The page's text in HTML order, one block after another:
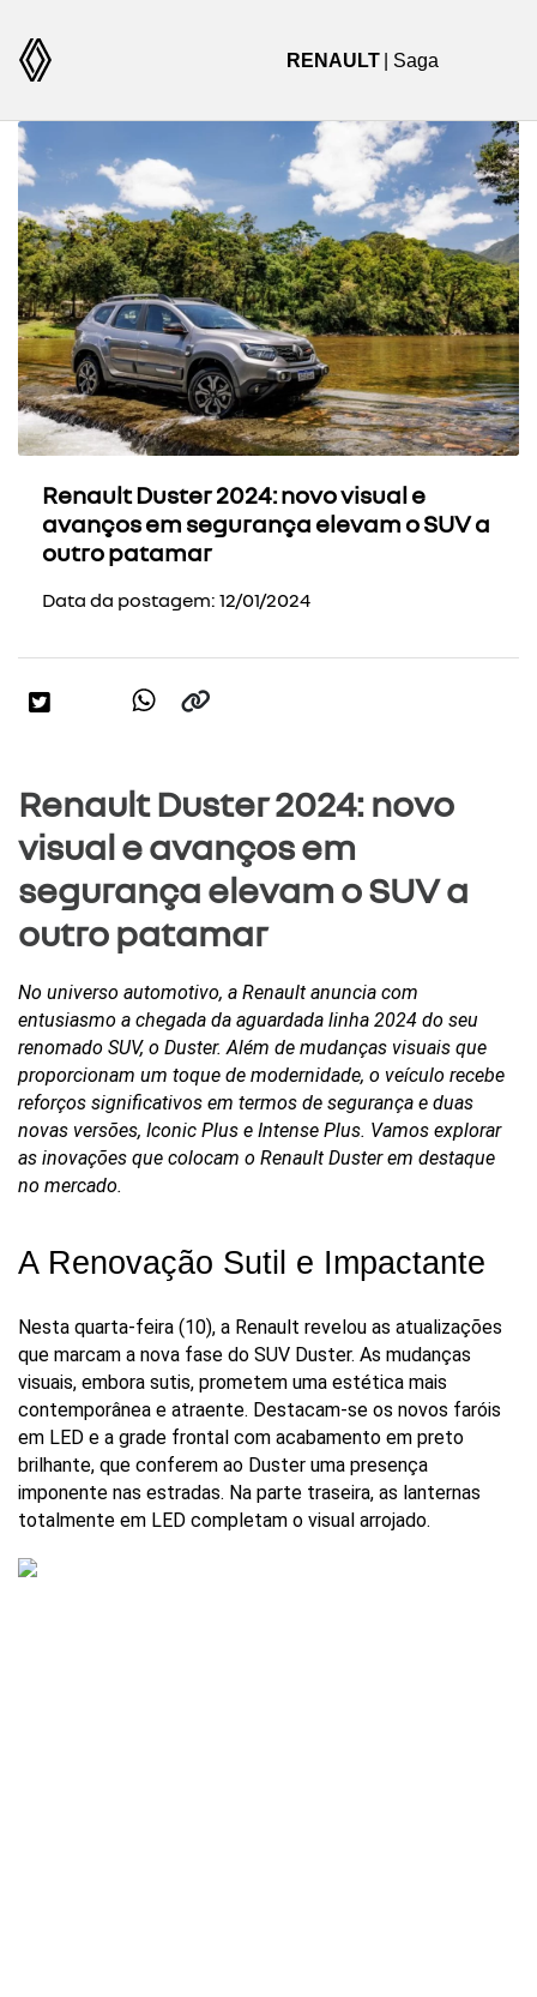
RENAULT | Saga
Renault Duster 2024: novo visual e
avanços em segurança elevam o SUV a
outro patamar
Data da postagem: 12/01/2024
Renault Duster 2024: novo
visual e avanços em
segurança elevam o SUV a
outro patamar
No universo automotivo, a Renault anuncia com
entusiasmo a chegada da aguardada linha 2024 do seu
renomado SUV, o Duster. Além de mudanças visuais que
proporcionam um toque de modernidade, o veículo recebe
reforços significativos em termos de segurança e duas
novas versões, Iconic Plus e Intense Plus. Vamos explorar
as inovações que colocam o Renault Duster em destaque
no mercado.
A Renovação Sutil e Impactante
Nesta quarta-feira (10), a Renault revelou as atualizações
que marcam a nova fase do SUV Duster. As mudanças
visuais, embora sutis, prometem uma estética mais
contemporânea e atraente. Destacam-se os novos faróis
em LED e a grade frontal com acabamento em preto
brilhante, que conferem ao Duster uma presença
imponente nas estradas. Na parte traseira, as lanternas
totalmente em LED completam o visual arrojado.